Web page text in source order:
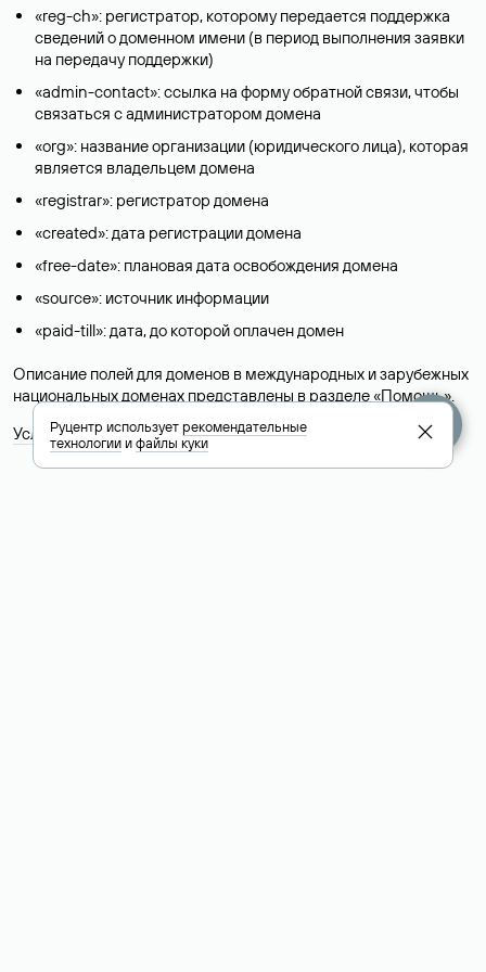
«reg-ch»: регистратор, которому передается поддержка
сведений о доменном имени (в период выполнения заявки
на передачу поддержки)
«admin-contact»: ссылка на форму обратной связи, чтобы
связаться с администратором домена
«org»: название организации (юридического лица), которая
является владельцем домена
«registrar»: регистратор домена
«created»: дата регистрации домена
«free-date»: плановая дата освобождения домена
«source»: источник информации
«paid-till»: дата, до которой оплачен домен
Описание полей для доменов в международных и зарубежных
национальных доменах представлены в разделе «Помощь».
Условия использования Whois-сервиса
Руцентр используетрекомендательные
технологииифайлы куки